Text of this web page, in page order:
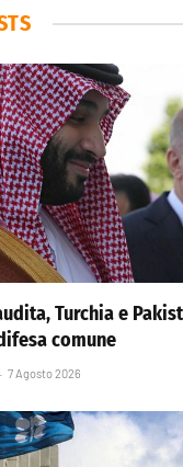
Turchia e
comune
7 Agosto 2026